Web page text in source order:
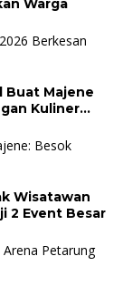
Warga
Buat Majene
Kuliner
Wisatawan
2 Event Besar